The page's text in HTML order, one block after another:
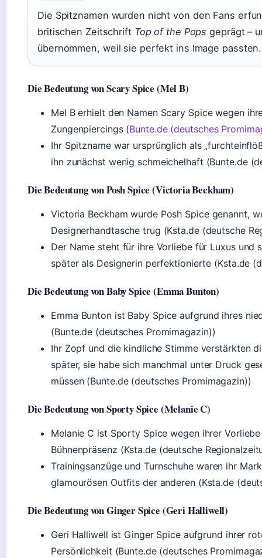
Die Spitznamen wurden nicht von den Fans
britischen Zeitschrift Top of the Pops geprägt –
übernommen, weil sie perfekt ins Image passten.
Die Bedeutung von Scary Spice (Mel B)
Mel B erhielt den Namen Scary Spice wegen
Zungenpiercings (Bunte.de (deutsches
Ihr Spitzname war ursprünglich als
ihn zunächst wenig schmeichelhaft (Bunte.de
Die Bedeutung von Posh Spice (Victoria Beckham)
Victoria Beckham wurde Posh Spice genannt,
Designerhandtasche trug (Ksta.de (deutsche
Der Name steht für ihre Vorliebe für Luxus und
später als Designerin perfektionierte (Ksta.de
Die Bedeutung von Baby Spice (Emma Bunton)
Emma Bunton ist Baby Spice aufgrund ihres
(Bunte.de (deutsches Promimagazin))
Ihr Zopf und die kindliche Stimme verstärkten
später, sie habe sich manchmal unter Druck
müssen (Bunte.de (deutsches Promimagazin))
Die Bedeutung von Sporty Spice (Melanie C)
Melanie C ist Sporty Spice wegen ihrer
Bühnenpräsenz (Ksta.de (deutsche
Trainingsanzüge und Turnschuhe waren ihr
glamourösen Outfits der anderen (Ksta.de
Die Bedeutung von Ginger Spice (Geri Halliwell)
Geri Halliwell ist Ginger Spice aufgrund ihrer
Persönlichkeit (Bunte.de (deutsches